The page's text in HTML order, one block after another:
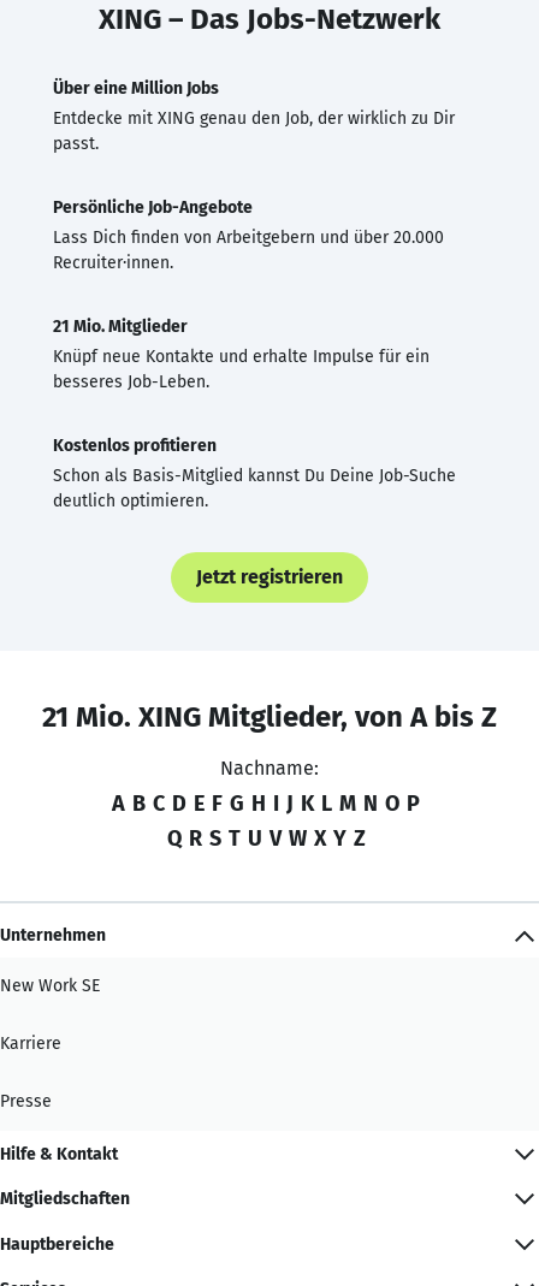
XING – Das Jobs-Netzwerk
Über eine Million Jobs
Entdecke mit XING genau den Job, der wirklich zu Dir
passt.
Persönliche Job-Angebote
Lass Dich finden von Arbeitgebern und über 20.000
Recruiter·innen.
21 Mio. Mitglieder
Knüpf neue Kontakte und erhalte Impulse für ein
besseres Job-Leben.
Kostenlos profitieren
Schon als Basis-Mitglied kannst Du Deine Job-Suche
deutlich optimieren.
Jetzt registrieren
21 Mio. XING Mitglieder, von A bis Z
Nachname:
A B C D E F G H I J K L M N O P
Q R S T U V W X Y Z
Unternehmen
New Work SE
Karriere
Presse
Hilfe & Kontakt
Mitgliedschaften
Hauptbereiche